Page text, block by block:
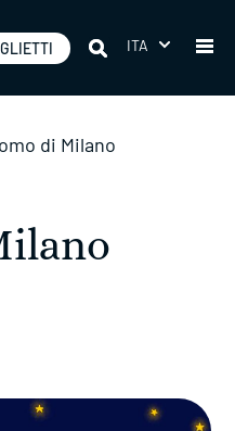
ITA
di Milano